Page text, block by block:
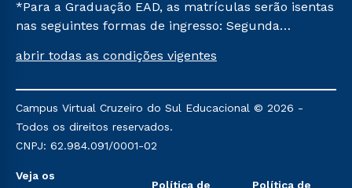
*Para a Graduação EAD, as matrículas serão isentas
nas seguintes formas de ingresso: Segunda
Já para as demais, a taxa de matrícula será de R$
mencionadas são referentes aos cursos: Ensino
Religioso, Geografia para a Docência e Metodologia
do Ensino de História: Questões Atuais.
abrir todas as condições vigentes
Campus Virtual Cruzeiro do Sul Educacional © 2026 -
Todos os direitos reservados.
CNPJ: 62.984.091/0001-02
Veja os
Política de Política de